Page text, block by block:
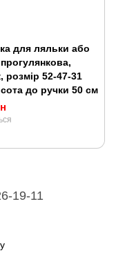
для ляльки або
розмір 52-47-31
до ручки 50 см
19-11